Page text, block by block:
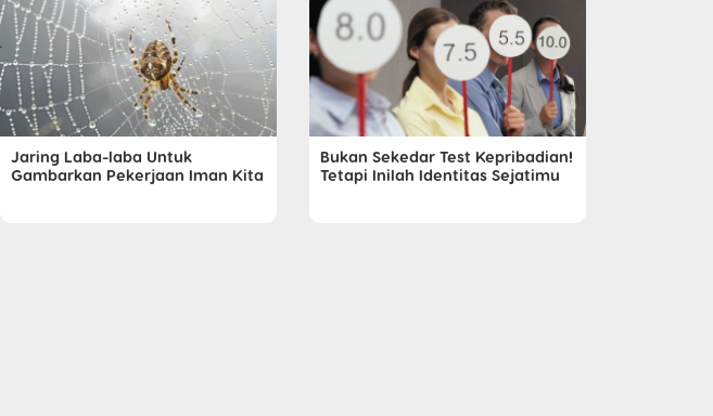
Jaring Laba-laba Untuk
Gambarkan Pekerjaan Iman Kita
Bukan Sekedar Test Kepribadian!
Tetapi Inilah Identitas Sejatimu